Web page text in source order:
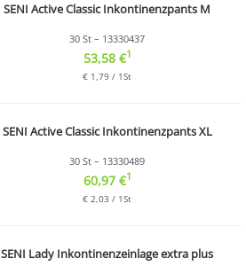
SENI Active Classic Inkontinenzpants M
30 St – 13330437
53,58 €1
€ 1,79 / 1St
SENI Active Classic Inkontinenzpants XL
30 St – 13330489
60,97 €1
€ 2,03 / 1St
SENI Lady Inkontinenzeinlage extra plus